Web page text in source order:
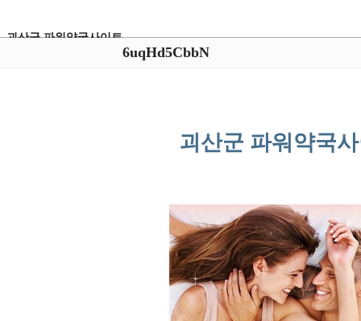
괴산군 파워약국사이트
6uqHd5CbbN
괴산군 파워약국